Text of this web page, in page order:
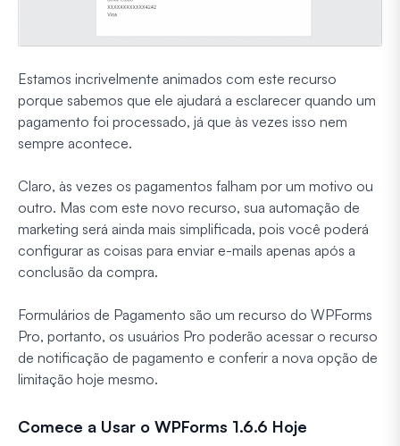
Estamos incrivelmente animados com este recurso
porque sabemos que ele ajudará a esclarecer quando um
pagamento foi processado, já que às vezes isso nem
sempre acontece.
Claro, às vezes os pagamentos falham por um motivo ou
outro. Mas com este novo recurso, sua automação de
marketing será ainda mais simplificada, pois você poderá
configurar as coisas para enviar e-mails apenas após a
conclusão da compra.
Formulários de Pagamento são um recurso do WPForms
Pro, portanto, os usuários Pro poderão acessar o recurso
de notificação de pagamento e conferir a nova opção de
limitação hoje mesmo.
Comece a Usar o WPForms 1.6.6 Hoje